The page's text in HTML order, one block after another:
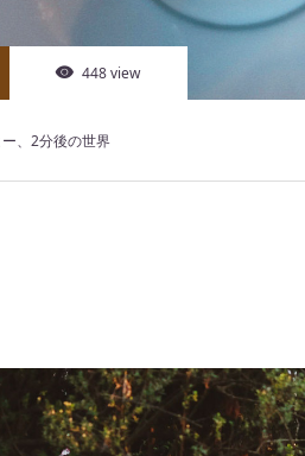
448 view
、2分後の世界